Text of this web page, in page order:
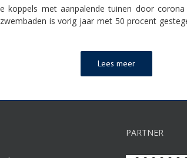
koppels met aanpalende tuinen door
is vorig jaar met 50 procent
Lees meer
PARTNER